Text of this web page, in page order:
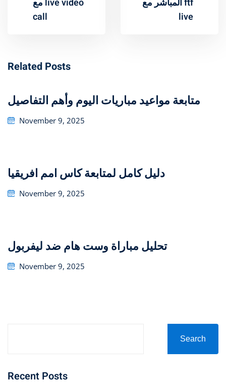
call
live
Related Posts
متابعة مواعيد مباريات اليوم وأهم التفاصيل
Posted
November 9, 2025
دليل كامل لمتابعة كاس امم افريقيا
Posted
November 9, 2025
تحليل مباراة وست هام ضد ليفربول
Posted
November 9, 2025
Search
Recent Posts